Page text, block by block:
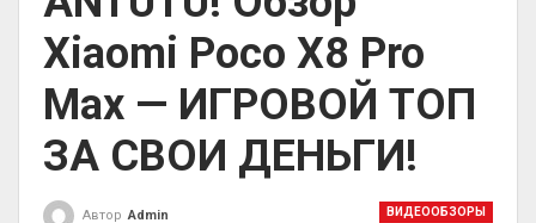
Xiaomi Poco X8 Pro
Max — ИГРОВОЙ ТОП
ЗА СВОИ ДЕНЬГИ!
ВИДЕООБЗОРЫ
Автор Admin